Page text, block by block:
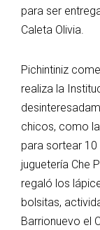
para ser
Caleta Olivia.
Pichintiniz
realiza la
chicos, como la
para sortear
juguetería Che
regaló los
bolsitas,
Barrionuevo el